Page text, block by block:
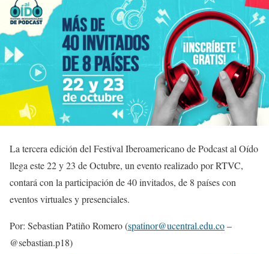
La tercera edición del Festival Iberoamericano de Podcast al Oído
llega este 22 y 23 de Octubre, un evento realizado por RTVC,
contará con la participación de 40 invitados, de 8 países con
eventos virtuales y presenciales.
Por: Sebastian Patiño Romero (spatinor@ucentral.edu.co–
@sebastian.p18)